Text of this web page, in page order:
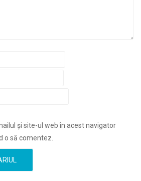
și site-ul web în acest navigator
o să comentez.